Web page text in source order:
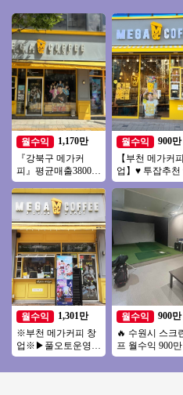
월수익
1,170만
『강북구 메가커
피』평균매출3800만
★ 순익1100만 고수
익/초보/여성창업★
월수익
1,301만
※부천 메가커피 창
업※▶풀오토운영◀
초역세권/수익성매
장/초보창업/여성창
월수익
900만
【부천 메가커
업】♥ 투잡추천
자본1인창업 ♥
양도양수창업 ♥
수익
월수익
900만
🔥 수원시 스크
프 월수익 900
비전＋ 6대 안
환급성○